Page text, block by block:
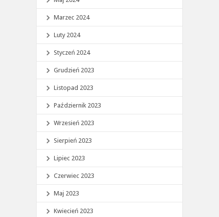
Marzec 2024
Luty 2024
Styczeń 2024
Grudzień 2023
Listopad 2023
Październik 2023
Wrzesień 2023
Sierpień 2023
Lipiec 2023
Czerwiec 2023
Maj 2023
Kwiecień 2023